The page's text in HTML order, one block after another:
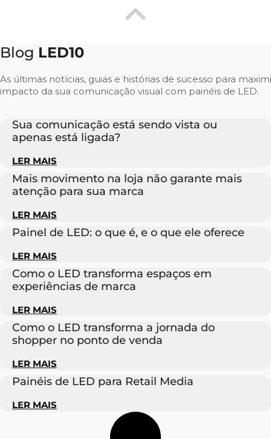
Blog LED10
As últimas notícias, guias e histórias de sucesso para
impacto da sua comunicação visual com painéis de LED.
Sua comunicação está sendo vista ou
apenas está ligada?
LER MAIS
Mais movimento na loja não garante mais
atenção para sua marca
LER MAIS
Painel de LED: o que é, e o que ele oferece
LER MAIS
Como o LED transforma espaços em
experiências de marca
LER MAIS
Como o LED transforma a jornada do
shopper no ponto de venda
LER MAIS
Painéis de LED para Retail Media
LER MAIS